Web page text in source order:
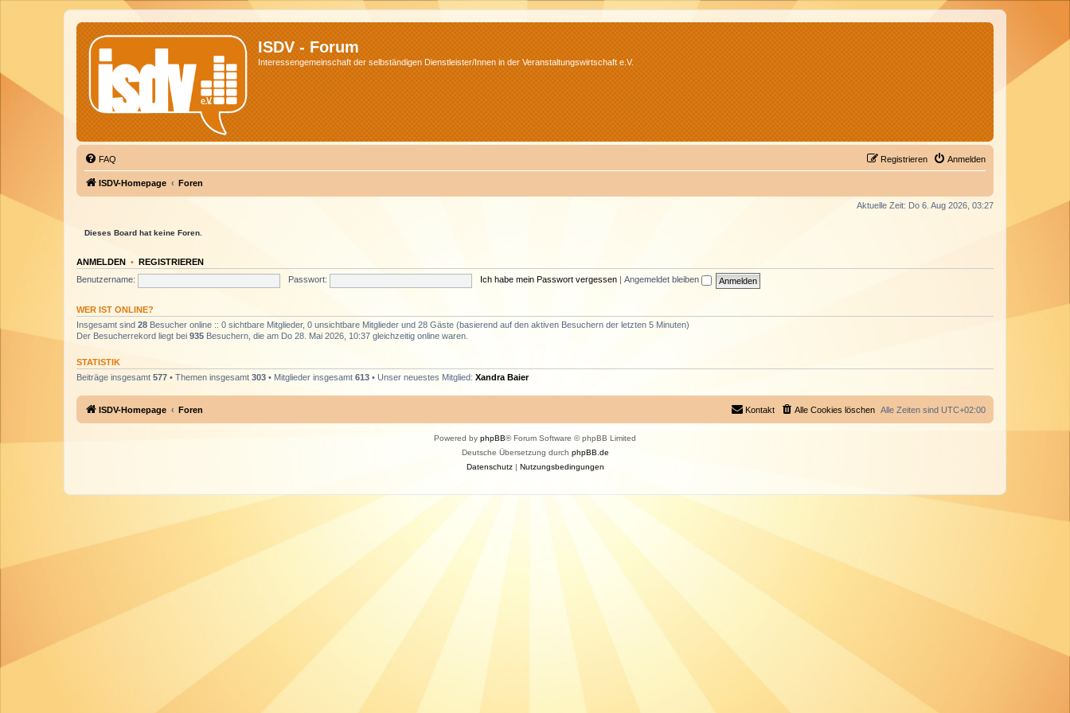
ISDV - Forum
Interessengemeinschaft der selbständigen Dienstleister/Innen in der Veranstaltungswirtschaft e.V.
FAQ Anmelden
Registrieren
ISDV-Homepage Foren
Aktuelle Zeit: Do 6. Aug 2026, 03:27
Dieses Board hat keine Foren.
ANMELDEN • REGISTRIEREN
Benutzername:
Passwort: Ich habe mein Passwort vergessen Angemeldet bleiben
WER IST ONLINE?
Insgesamt sind 28 Besucher online :: 0 sichtbare Mitglieder, 0 unsichtbare Mitglieder und 28 Gäste (basierend auf den aktiven Besuchern der letzten 5 Minuten)
Der Besucherrekord liegt bei 935 Besuchern, die am Do 28. Mai 2026, 10:37 gleichzeitig online waren.
STATISTIK
Beiträge insgesamt 577 • Themen insgesamt 303 • Mitglieder insgesamt 613 • Unser neuestes Mitglied: Xandra Baier
ISDV-Homepage Foren Alle Zeiten sind UTC+02:00
Alle Cookies löschen
Kontakt
Powered by phpBB® Forum Software © phpBB Limited
Deutsche Übersetzung durch phpBB.de
Datenschutz| Nutzungsbedingungen